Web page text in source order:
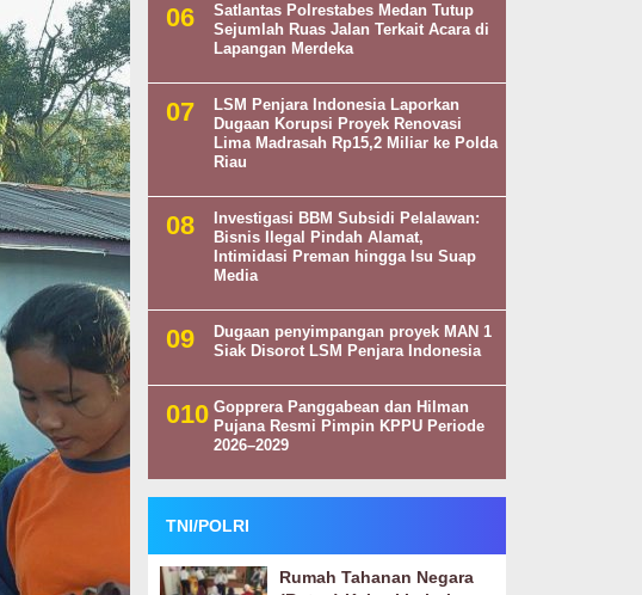
Satlantas Polrestabes Medan Tutup
Sejumlah Ruas Jalan Terkait Acara di
Lapangan Merdeka
LSM Penjara Indonesia Laporkan
Dugaan Korupsi Proyek Renovasi
Lima Madrasah Rp15,2 Miliar ke Polda
Riau
Investigasi BBM Subsidi Pelalawan:
Bisnis Ilegal Pindah Alamat,
Intimidasi Preman hingga Isu Suap
Media
Dugaan penyimpangan proyek MAN 1
Siak Disorot LSM Penjara Indonesia
Gopprera Panggabean dan Hilman
Pujana Resmi Pimpin KPPU Periode
2026–2029
TNI/POLRI
Rumah Tahanan Negara